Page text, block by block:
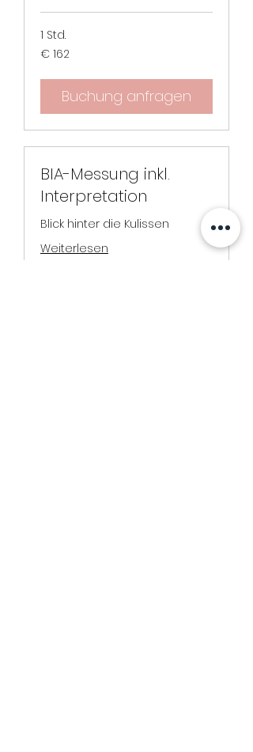
1 Std.
162
Euro
€ 162
Buchung anfragen
BIA-Messung inkl.
Interpretation
Blick hinter die Kulissen
Weiterlesen